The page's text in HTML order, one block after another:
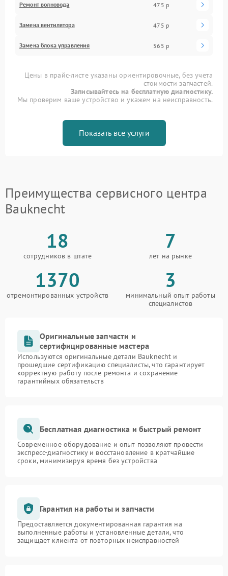
Ремонт волновода 475 р
Замена вентилятора 475 р
Замена блока управления 565 р
Цены в прайс-листе указаны ориентировочные, без учета
стоимости запчастей.
Записывайтесь на бесплатную диагностику.
Мы проверим ваше устройство и укажем на неисправность.
Показать все услуги
Преимущества сервисного центра
Bauknecht
18
сотрудников в штате
7
лет на рынке
1370
отремонтированных устройств
3
минимальный опыт работы
специалистов
Оригинальные запчасти и
сертифицированные мастера
Используются оригинальные детали Bauknecht и
прошедшие сертификацию специалисты, что гарантирует
корректную работу после ремонта и сохранение
гарантийных обязательств
Бесплатная диагностика и быстрый ремонт
Современное оборудование и опыт позволяют провести
экспресс-диагностику и восстановление в кратчайшие
сроки, минимизируя время без устройства
Гарантия на работы и запчасти
Предоставляется документированная гарантия на
выполненные работы и установленные детали, что
защищает клиента от повторных неисправностей